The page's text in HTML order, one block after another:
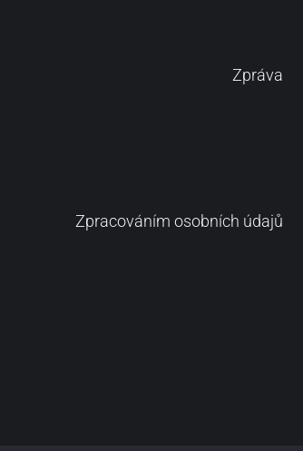
Zpráva
Zpracováním osobních údajů